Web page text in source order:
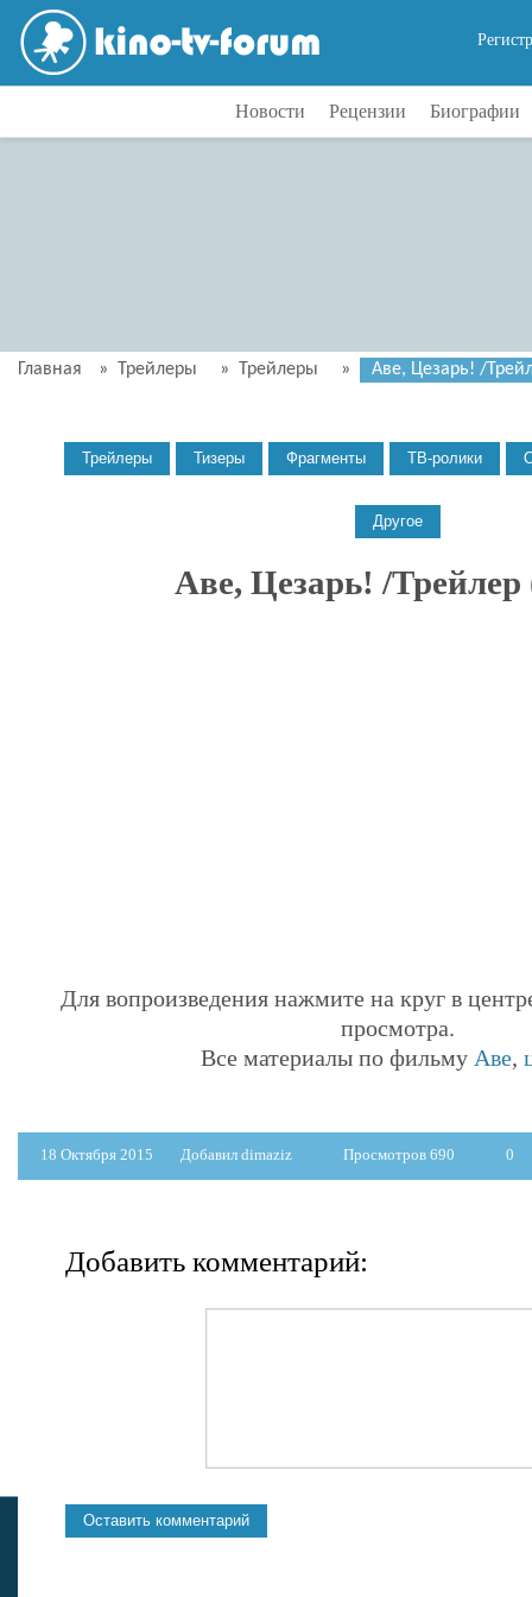
Новости Рецензии Биографии
Главная » Трейлеры » Трейлеры » Аве, Цезарь! /
Аве, Цезарь! /Трейлер
Для вопроизведения нажмите на круг в
просмотра.
Все материалы по фильму Аве,
18 Октября 2015 Добавил dimaziz Просмотров 690 0
Добавить комментарий: